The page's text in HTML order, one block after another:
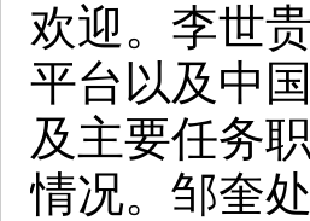
欢迎。李世
平台以及中
及主要任务
情况。邹奎